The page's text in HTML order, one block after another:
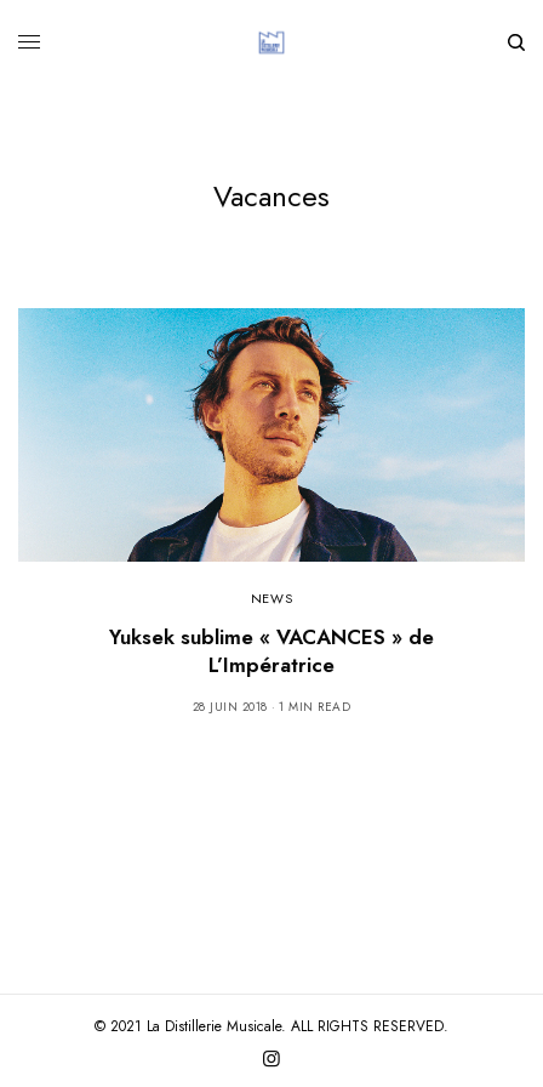
Vacances
NEWS
Yuksek sublime « VACANCES » de
L’Impératrice
28 JUIN 2018 1 MIN READ
© 2021 La Distillerie Musicale. ALL RIGHTS RESERVED.